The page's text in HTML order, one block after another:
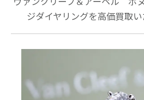
ジダイヤリングを高価買取い